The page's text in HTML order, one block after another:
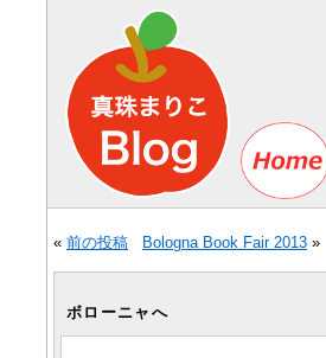
« 前の投稿 Bologna Book Fair 2013 »
ボローニャへ